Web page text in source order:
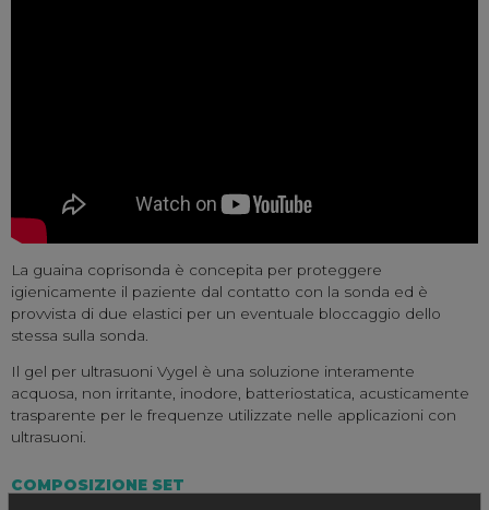
La guaina coprisonda è concepita per proteggere
igienicamente il paziente dal contatto con la sonda ed è
provvista di due elastici per un eventuale bloccaggio dello
stessa sulla sonda.
Il gel per ultrasuoni Vygel è una soluzione interamente
acquosa, non irritante, inodore, batteriostatica, acusticamente
trasparente per le frequenze utilizzate nelle applicazioni con
ultrasuoni.
COMPOSIZIONE SET